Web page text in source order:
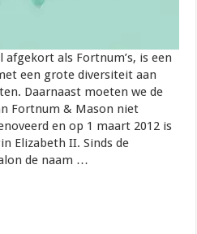
als Fortnum’s, is een
een grote diversiteit aan
Daarnaast moeten we de
Fortnum & Mason niet
en op 1 maart 2012 is
Elizabeth II. Sinds de
de naam …